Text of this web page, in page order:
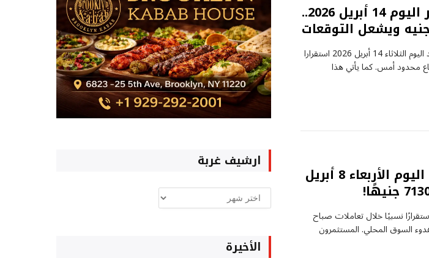
سعر الذهب في مصر اليوم 14 أبريل 2026..
سعر الذهب عيار 24 في مصر يشهد اليوم الثلاثاء 14 أبريل 2026 استقرارا
محدود أمس. كما يأتي هذا
تحديث أسعار الذهب اليوم الأربعاء 8 أبريل
نسبيًا خلال تعاملات صباح
8 أبريل 2026، وسط هدوء السوق المحلي. المستثمرون
ارشيف غربة
ارشيف
غربة
الأخيرة